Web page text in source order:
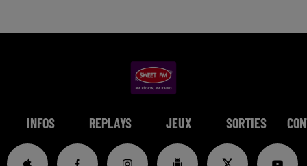
INFOS REPLAYS JEUX SORTIES